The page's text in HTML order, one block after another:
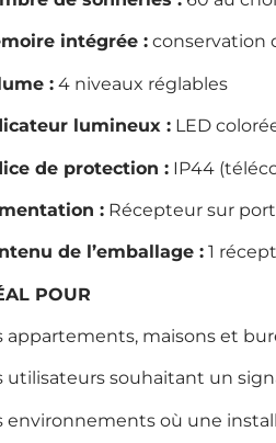
intégrée : conservation
: 4 niveaux réglables
lumineux : LED
de protection : IP44
: Récepteur sur
de l’emballage : 1
POUR
appartements, maisons et
utilisateurs souhaitant un
environnements où une